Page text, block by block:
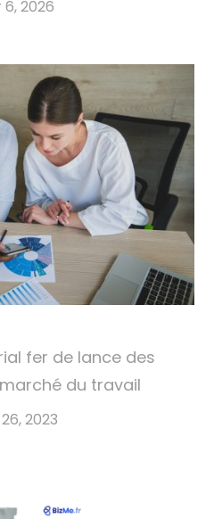
6, 2026
fer de lance des
du travail
2023